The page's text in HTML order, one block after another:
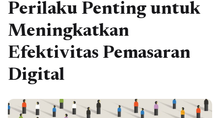
Perilaku Penting untuk
Meningkatkan
Efektivitas Pemasaran
Digital